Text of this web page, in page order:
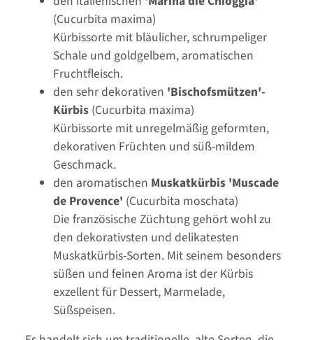
(Cucurbita maxima)
Kürbissorte mit bläulicher, schrumpeliger
Schale und goldgelbem, aromatischen
Fruchtfleisch.
den sehr dekorativen 'Bischofsmützen'-
Kürbis (Cucurbita maxima)
Kürbissorte mit unregelmäßig geformten,
dekorativen Früchten und süß-mildem
Geschmack.
den aromatischen Muskatkürbis 'Muscade
de Provence' (Cucurbita moschata)
Die französische Züchtung gehört wohl zu
den dekorativsten und delikatesten
Muskatkürbis-Sorten. Mit seinem besonders
süßen und feinen Aroma ist der Kürbis
exzellent für Dessert, Marmelade,
Süßspeisen.